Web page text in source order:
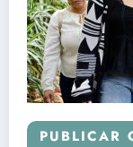
PUBLICAR